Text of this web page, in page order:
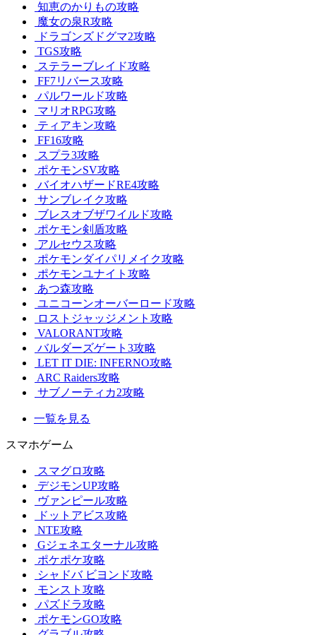
知恵のかりもの攻略
魔女の泉R攻略
ドラゴンズドグマ2攻略
TGS攻略
ステラーブレイド攻略
FF7リバース攻略
パルワールド攻略
マリオRPG攻略
ティアキン攻略
FF16攻略
スプラ3攻略
ポケモンSV攻略
バイオハザードRE4攻略
サンブレイク攻略
ブレスオブザワイルド攻略
ポケモン剣盾攻略
アルセウス攻略
ポケモンダイパリメイク攻略
ポケモンユナイト攻略
あつ森攻略
ユニコーンオーバーロード攻略
ロストジャッジメント攻略
VALORANT攻略
バルダーズゲート3攻略
LET IT DIE: INFERNO攻略
ARC Raiders攻略
サブノーティカ2攻略
一覧を見る
スマホゲーム
スマグロ攻略
デジモンUP攻略
ヴァンピール攻略
ドットアビス攻略
NTE攻略
Gジェネエターナル攻略
ポケポケ攻略
シャドバ ビヨンド攻略
モンスト攻略
パズドラ攻略
ポケモンGO攻略